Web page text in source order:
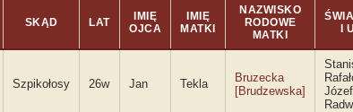
SKĄD LAT
IMIĘ
OJCA
IMIĘ
MATKI
NAZWISKO
RODOWE
MATKI
I
Szpikołosy 26w Jan Tekla
Bruzecka
[Brudzewska]
Józef